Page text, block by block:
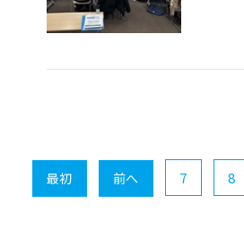
最初 前へ 7 8